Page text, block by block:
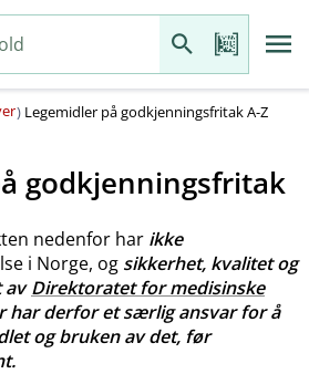
) Legemidler på godkjenningsfritak A-Z
godkjenningsfritak
nedenfor har ikke
i Norge, og sikkerhet, kvalitet og
avDirektoratet for medisinske
har derfor et særlig ansvar for å
og bruken av det, før